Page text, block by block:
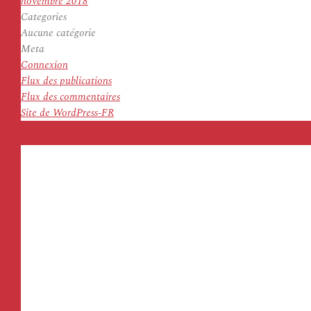
Categories
Aucune catégorie
Meta
Connexion
Flux des publications
Flux des commentaires
Site de WordPress-FR